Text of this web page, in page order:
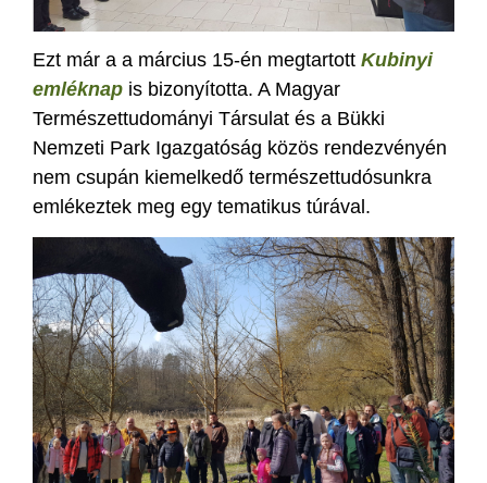
Ezt már a a március 15-én megtartott Kubinyi
emléknap is bizonyította. A Magyar
Természettudományi Társulat és a Bükki
Nemzeti Park Igazgatóság közös rendezvényén
nem csupán kiemelkedő természettudósunkra
emlékeztek meg egy tematikus túrával.